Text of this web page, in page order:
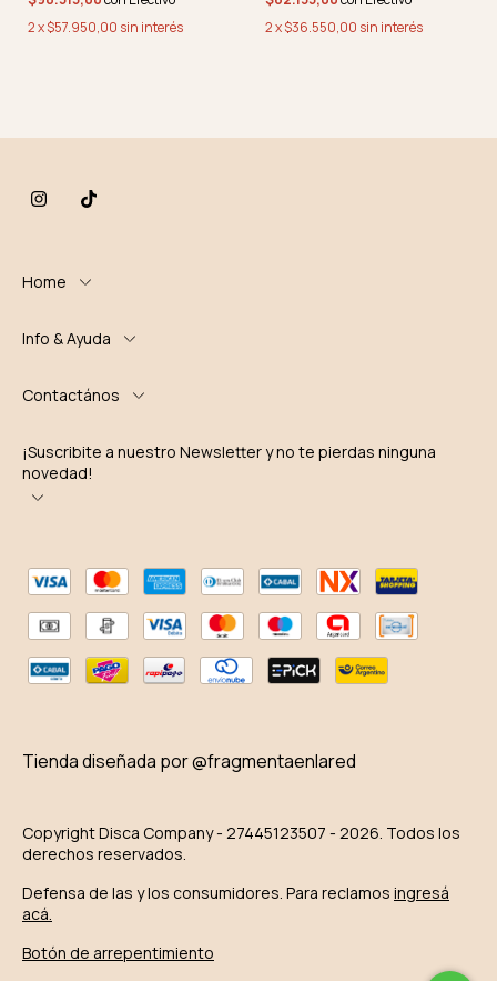
2x$57.950,00 sin interés
2x$36.550,00 sin interés
Home
Info & Ayuda
Contactános
¡Suscribite a nuestro Newsletter y no te pierdas ninguna
novedad!
Tienda diseñada por @fragmentaenlared
Copyright Disca Company - 27445123507 - 2026. Todos los
derechos reservados.
Defensa de las y los consumidores. Para reclamos ingresá
acá.
Botón de arrepentimiento